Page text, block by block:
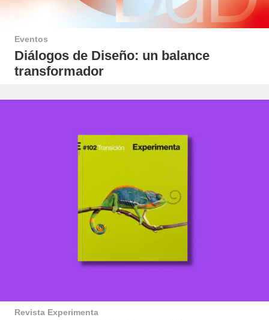
Eventos
Diálogos de Diseño: un balance
transformador
Revista Experimenta